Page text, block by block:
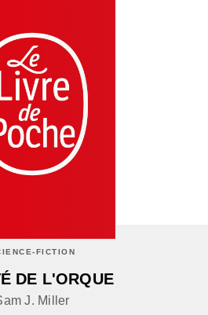
FICTION
DE L'ORQUE
J. Miller